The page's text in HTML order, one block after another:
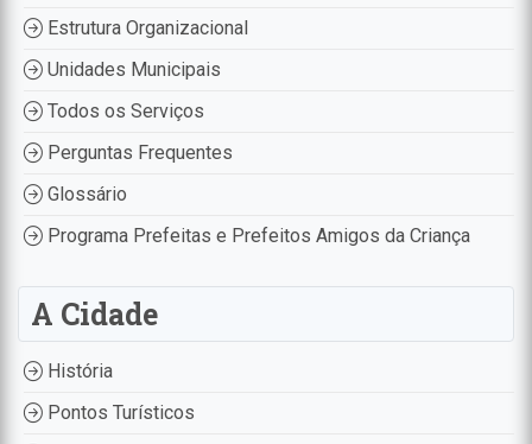
Estrutura Organizacional
Unidades Municipais
Todos os Serviços
Perguntas Frequentes
Glossário
Programa Prefeitas e Prefeitos Amigos da Criança
A Cidade
História
Pontos Turísticos